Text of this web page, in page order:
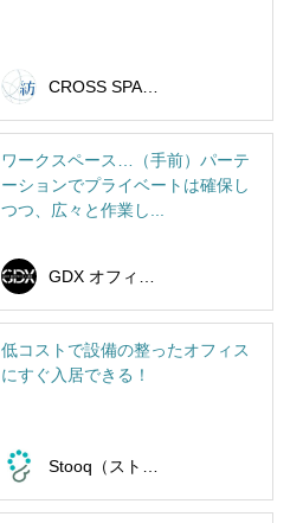
CROSS SPACE 紡（つむぎ）
ワークスペース…（手前）パーテ
ーションでプライベートは確保し
つつ、広々と作業し...
低コストで設備の整ったオフィス
にすぐ入居できる！